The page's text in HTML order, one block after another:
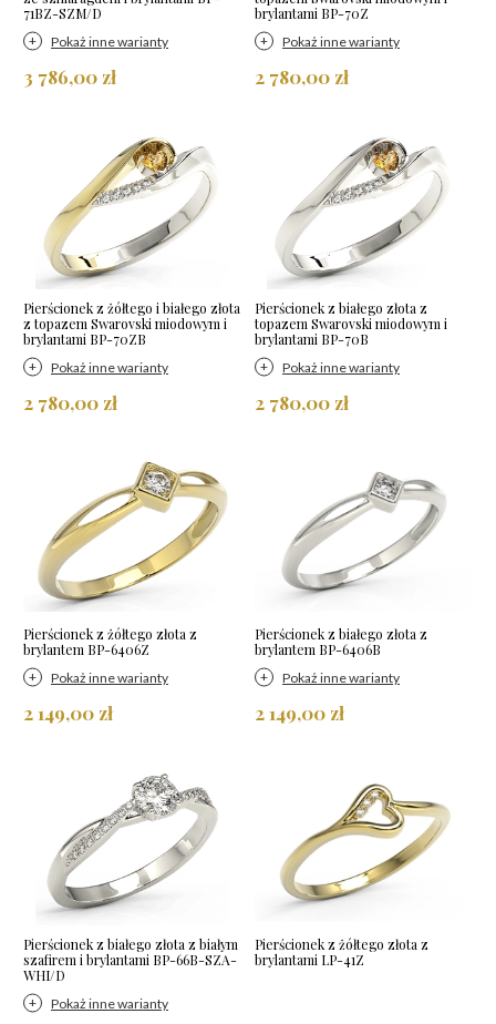
71BZ-SZM/D
Pokaż inne warianty
3 786,00 zł
brylantami BP-70Z
Pokaż inne warianty
2 780,00 zł
Pierścionek z żółtego i białego złota
z topazem Swarovski miodowym i
brylantami BP-70ZB
Pokaż inne warianty
2 780,00 zł
Pierścionek z białego złota z
topazem Swarovski miodowym i
brylantami BP-70B
Pokaż inne warianty
2 780,00 zł
Pierścionek z żółtego złota z
brylantem BP-6406Z
Pokaż inne warianty
2 149,00 zł
Pierścionek z białego złota z
brylantem BP-6406B
Pokaż inne warianty
2 149,00 zł
Pierścionek z białego złota z białym
szafirem i brylantami BP-66B-SZA-
WHI/D
Pokaż inne warianty
Pierścionek z żółtego złota z
brylantami LP-41Z